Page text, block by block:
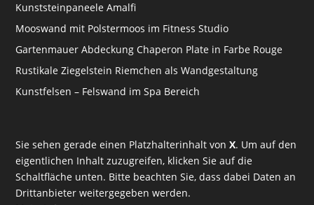
Kunststeinpaneele Amalfi
Mooswand mit Polstermoos im Fitness Studio
Gartenmauer Abdeckung Chaperon Plate in Farbe Rouge
Rustikale Ziegelstein Riemchen als Wandgestaltung
Kunstfelsen – Felswand im Spa Bereich
Sie sehen gerade einen Platzhalterinhalt vonX. Um auf den
eigentlichen Inhalt zuzugreifen, klicken Sie auf die
Schaltfläche unten. Bitte beachten Sie, dass dabei Daten an
Drittanbieter weitergegeben werden.